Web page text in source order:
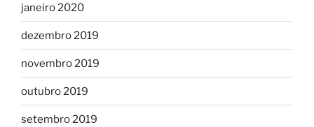
janeiro 2020
dezembro 2019
novembro 2019
outubro 2019
setembro 2019